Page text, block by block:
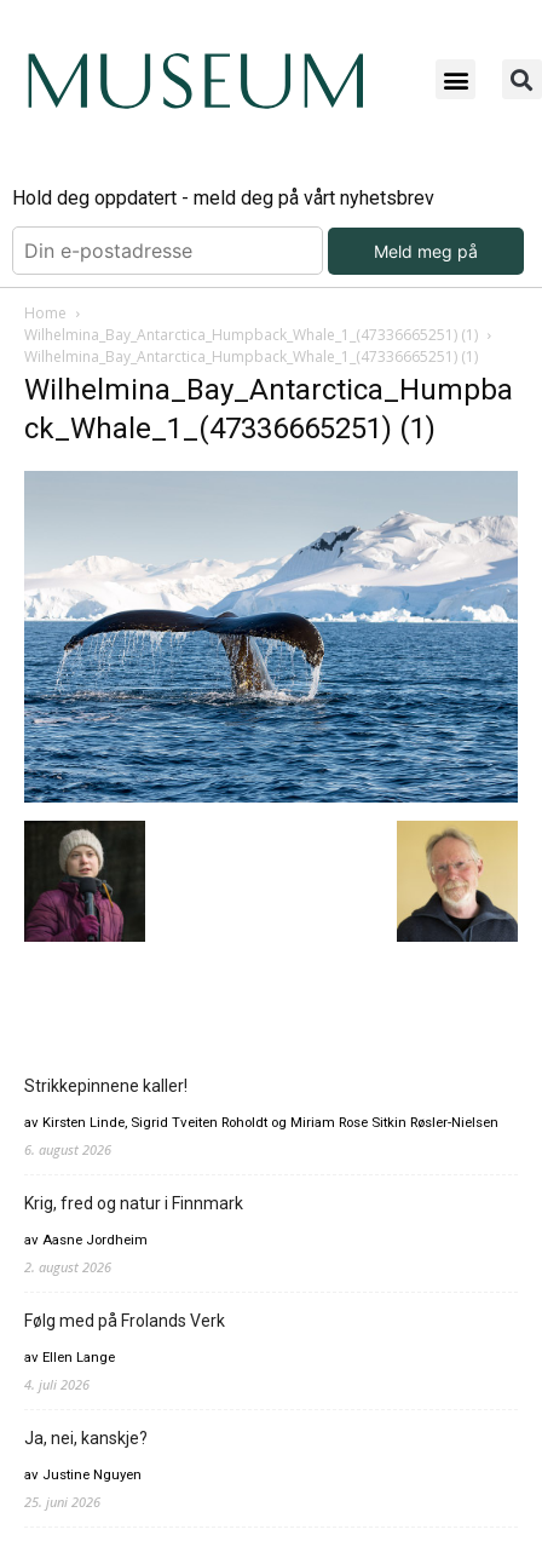
Hold deg oppdatert - meld deg på vårt nyhetsbrev
Meld meg på
Home
Wilhelmina_Bay_Antarctica_Humpback_Whale_1_(47336665251) (1)
Wilhelmina_Bay_Antarctica_Humpback_Whale_1_(47336665251) (1)
Wilhelmina_Bay_Antarctica_Humpba
ck_Whale_1_(47336665251) (1)
Strikkepinnene kaller!
av Kirsten Linde, Sigrid Tveiten Roholdt og Miriam Rose Sitkin Røsler-Nielsen
6. august 2026
Krig, fred og natur i Finnmark
av Aasne Jordheim
2. august 2026
Følg med på Frolands Verk
av Ellen Lange
4. juli 2026
Ja, nei, kanskje?
av Justine Nguyen
25. juni 2026